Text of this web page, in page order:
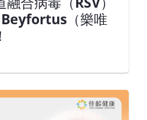
Beyfortus（樂唯